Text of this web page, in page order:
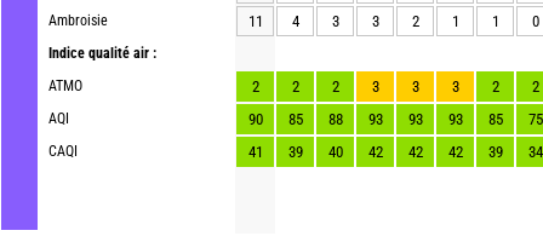
Ambroisie
Indice qualité air :
ATMO
AQI
CAQI
11
4 3 3 2 1 1 0
2 2 2 3 3 3 2
2
90
85 88 93 93 93 85
75
41
39 40 42 42 42 39 34